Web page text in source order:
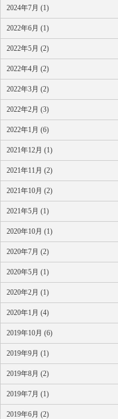
2024年7月 (1)
2022年6月 (1)
2022年5月 (2)
2022年4月 (2)
2022年3月 (2)
2022年2月 (3)
2022年1月 (6)
2021年12月 (1)
2021年11月 (2)
2021年10月 (2)
2021年5月 (1)
2020年10月 (1)
2020年7月 (2)
2020年5月 (1)
2020年2月 (1)
2020年1月 (4)
2019年10月 (6)
2019年9月 (1)
2019年8月 (2)
2019年7月 (1)
2019年6月 (2)